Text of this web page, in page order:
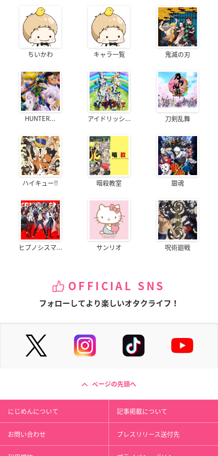
ちいかわ キャラ一覧 鬼滅の刃
HUNTER... アイドリッシ... 刀剣乱舞
ハイキュー!! 暗殺教室 銀魂
ヒプノシスマ... サンリオ 呪術廻戦
OFFICIAL SNS
フォローしてより楽しいオタクライフ！
ページの先頭へ
にじめんについて 記事掲載について
お問い合わせ プレスリリース送付先